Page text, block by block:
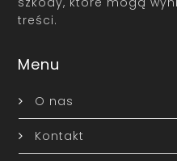
treści.
Menu
O nas
Kontakt